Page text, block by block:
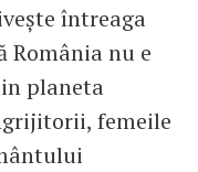
întreaga
România nu e
planeta
femeile